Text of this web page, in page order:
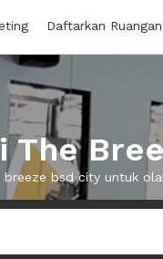
Daftarkan Ruangan
The
bsd city untuk